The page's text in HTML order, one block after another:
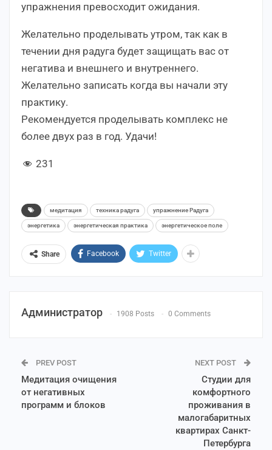
упражнения превосходит ожидания.
Желательно проделывать утром, так как в
течении дня радуга будет защищать вас от
негатива и внешнего и внутреннего.
Желательно записать когда вы начали эту
практику.
Рекомендуется проделывать комплекс не
более двух раз в год. Удачи!
231
медитация техника радуга упражнение Радуга
энергетика энергетическая практика энергетическое поле
Share Facebook Twitter
Администратор 1908 Posts 0 Comments
PREV POST
Медитация очищения
от негативных
программ и блоков
NEXT POST
Студии для
комфортного
проживания в
малогабаритных
квартирах Санкт-
Петербурга